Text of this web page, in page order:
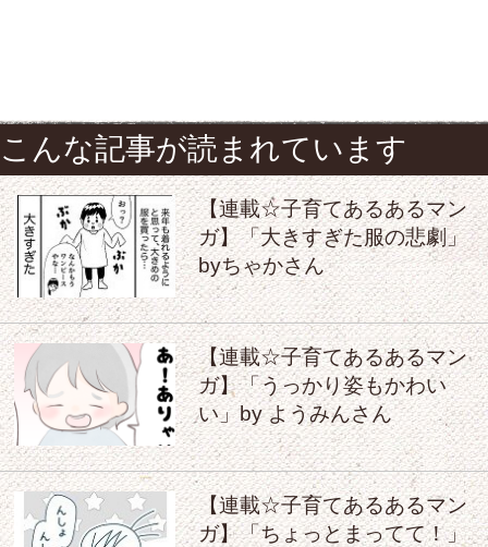
こんな記事が読まれています
【連載☆子育てあるあるマン
ガ】「大きすぎた服の悲劇」
byちゃかさん
【連載☆子育てあるあるマン
ガ】「うっかり姿もかわい
い」by ようみんさん
【連載☆子育てあるあるマン
ガ】「ちょっとまってて！」